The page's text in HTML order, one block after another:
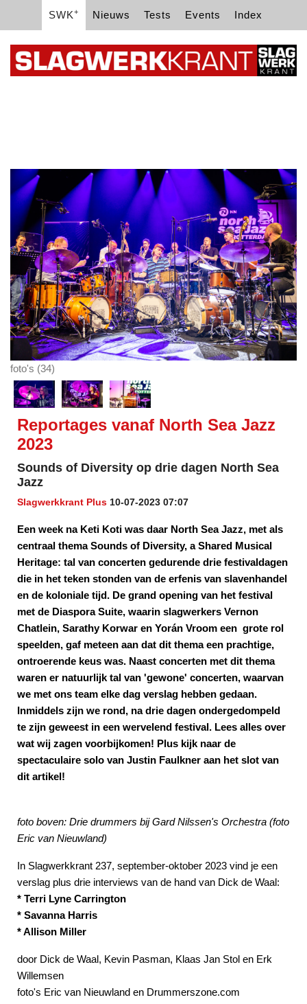
SWK+ Nieuws Tests Events Index
foto's (34)
Reportages vanaf North Sea Jazz
2023
Sounds of Diversity op drie dagen North Sea
Jazz
Slagwerkkrant Plus 10-07-2023 07:07
Een week na Keti Koti was daar North Sea Jazz, met als
centraal thema Sounds of Diversity, a Shared Musical
Heritage: tal van concerten gedurende drie festivaldagen
die in het teken stonden van de erfenis van slavenhandel
en de koloniale tijd. De grand opening van het festival
met de Diaspora Suite, waarin slagwerkers Vernon
Chatlein, Sarathy Korwar en Yorán Vroom een grote rol
speelden, gaf meteen aan dat dit thema een prachtige,
ontroerende keus was. Naast concerten met dit thema
waren er natuurlijk tal van 'gewone' concerten, waarvan
we met ons team elke dag verslag hebben gedaan.
Inmiddels zijn we rond, na drie dagen ondergedompeld
te zijn geweest in een wervelend festival. Lees alles over
wat wij zagen voorbijkomen! Plus kijk naar de
spectaculaire solo van Justin Faulkner aan het slot van
dit artikel!
foto boven: Drie drummers bij Gard Nilssen's Orchestra (foto
Eric van Nieuwland)
In Slagwerkkrant 237, september-oktober 2023 vind je een
verslag plus drie interviews van de hand van Dick de Waal:
* Terri Lyne Carrington
* Savanna Harris
* Allison Miller
door Dick de Waal, Kevin Pasman, Klaas Jan Stol en Erk
Willemsen
foto's Eric van Nieuwland en Drummerszone.com